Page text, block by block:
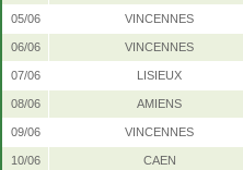
05/06 VINCENNES
06/06 VINCENNES
07/06 LISIEUX
08/06 AMIENS
09/06 VINCENNES
10/06 CAEN